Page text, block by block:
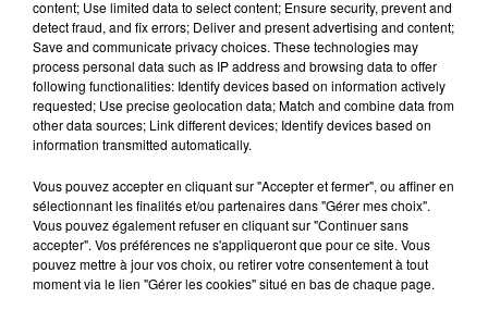
goût ou d’odorat, courbatures).
Découvrezici les lieux de dépistage.
FIL D'ACTUS
content; Use limited data to select content; Ensure security, prevent and
detect fraud, and fix errors; Deliver and present advertising and content;
Save and communicate privacy choices. These technologies may
process personal data such as IP address and browsing data to offer
following functionalities: Identify devices based on information actively
requested; Use precise geolocation data; Match and combine data from
other data sources; Link different devices; Identify devices based on
information transmitted automatically.
Vous pouvez accepter en cliquant sur "Accepter et fermer", ou affiner en
sélectionnant les finalités et/ou partenaires dans "Gérer mes choix".
Vous pouvez également refuser en cliquant sur "Continuer sans
accepter". Vos préférences ne s'appliqueront que pour ce site. Vous
pouvez mettre à jour vos choix, ou retirer votre consentement à tout
moment via le lien "Gérer les cookies" situé en bas de chaque page.